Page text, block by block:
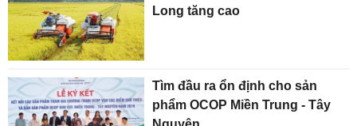
Long tăng cao
Tìm đầu ra ổn định cho sản
phẩm OCOP Miền Trung - Tây